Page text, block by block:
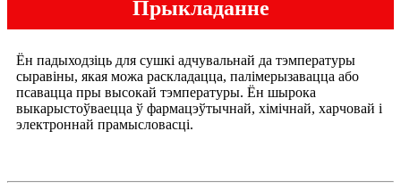
Прыкладанне
Ён падыходзіць для сушкі адчувальнай да тэмпературы
сыравіны, якая можа раскладацца, палімерызавацца або
псавацца пры высокай тэмпературы. Ён шырока
выкарыстоўваецца ў фармацэўтычнай, хімічнай, харчовай і
электроннай прамысловасці.